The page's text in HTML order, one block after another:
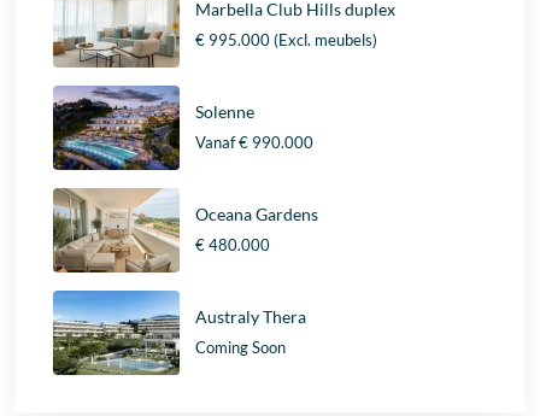
Marbella Club Hills duplex
€ 995.000(Excl. meubels)
Solenne
Vanaf€ 990.000
Oceana Gardens
€ 480.000
Australy Thera
Coming Soon